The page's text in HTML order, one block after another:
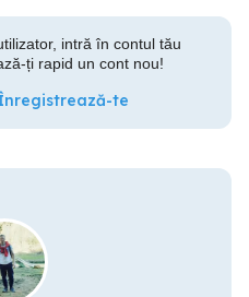
intră în contul tău
ți rapid un cont nou!
te